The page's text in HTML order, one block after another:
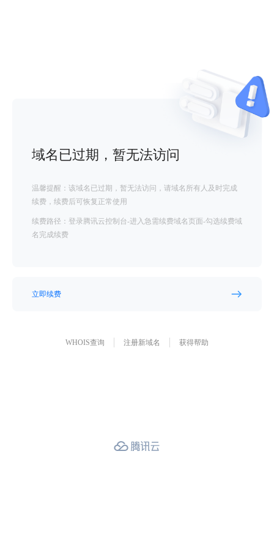
域名已过期，暂无法访问
温馨提醒：该域名已过期，暂无法访问，请域名所有人及时完成
续费，续费后可恢复正常使用
续费路径：登录腾讯云控制台-进入急需续费域名页面-勾选续费域
名完成续费
立即续费
WHOIS查询 注册新域名 获得帮助